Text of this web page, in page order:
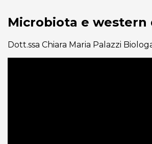
Microbiota e western
Dott.ssa Chiara Maria Palazzi